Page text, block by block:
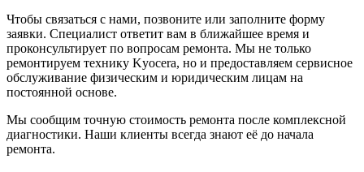
Чтобы связаться с нами, позвоните или заполните форму
заявки. Специалист ответит вам в ближайшее время и
проконсультирует по вопросам ремонта. Мы не только
ремонтируем технику Kyocera, но и предоставляем сервисное
обслуживание физическим и юридическим лицам на
постоянной основе.
Мы сообщим точную стоимость ремонта после комплексной
диагностики. Наши клиенты всегда знают её до начала
ремонта.